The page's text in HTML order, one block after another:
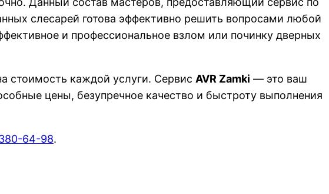
слесарей готова эффективно решить вопросами любой
и профессиональное взлом или починку дверных
стоимость каждой услуги. Сервис AVR Zamki — это ваш
цены, безупречное качество и быстроту выполнения
64-98.